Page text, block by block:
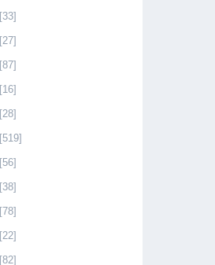
[33]
[27]
[87]
[16]
[28]
[519]
[56]
[38]
[78]
[22]
[82]